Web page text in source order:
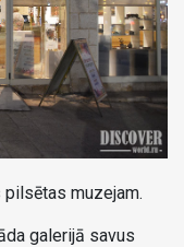
muzejam.
galerijā savus